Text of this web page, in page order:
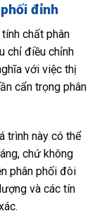
đỉnh
chất phân
chỉ điều chỉnh
với việc thị
cẩn trọng phân
trình này có thể
chứ không
phân phối đòi
và các tín